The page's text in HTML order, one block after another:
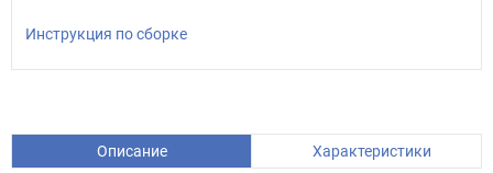
Инструкция по сборке
Описание Характеристики